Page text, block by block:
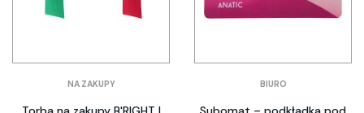
NA ZAKUPY BIURO